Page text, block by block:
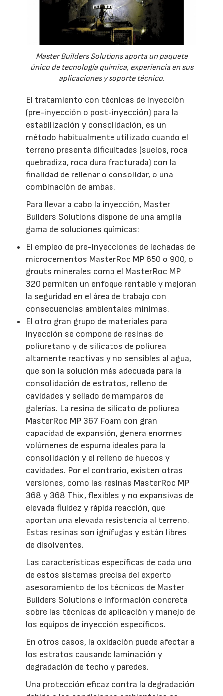
Master Builders Solutions aporta un paquete
único de tecnología química, experiencia en sus
aplicaciones y soporte técnico.
El tratamiento con técnicas de inyección
(pre-inyección o post-inyección) para la
estabilización y consolidación, es un
método habitualmente utilizado cuando el
terreno presenta dificultades (suelos, roca
quebradiza, roca dura fracturada) con la
finalidad de rellenar o consolidar, o una
combinación de ambas.
Para llevar a cabo la inyección, Master
Builders Solutions dispone de una amplia
gama de soluciones químicas:
El empleo de pre-inyecciones de lechadas de
microcementos MasterRoc MP 650 o 900, o
grouts minerales como el MasterRoc MP
320 permiten un enfoque rentable y mejoran
la seguridad en el área de trabajo con
consecuencias ambientales mínimas.
El otro gran grupo de materiales para
inyección se compone de resinas de
poliuretano y de silicatos de poliurea
altamente reactivas y no sensibles al agua,
que son la solución más adecuada para la
consolidación de estratos, relleno de
cavidades y sellado de mamparos de
galerías. La resina de silicato de poliurea
MasterRoc MP 367 Foam con gran
capacidad de expansión, genera enormes
volúmenes de espuma ideales para la
consolidación y el relleno de huecos y
cavidades. Por el contrario, existen otras
versiones, como las resinas MasterRoc MP
368 y 368 Thix, flexibles y no expansivas de
elevada fluidez y rápida reacción, que
aportan una elevada resistencia al terreno.
Estas resinas son ignífugas y están libres
de disolventes.
Las características específicas de cada uno
de estos sistemas precisa del experto
asesoramiento de los técnicos de Master
Builders Solutions e información concreta
sobre las técnicas de aplicación y manejo de
los equipos de inyección específicos.
En otros casos, la oxidación puede afectar a
los estratos causando laminación y
degradación de techo y paredes.
Una protección eficaz contra la degradación